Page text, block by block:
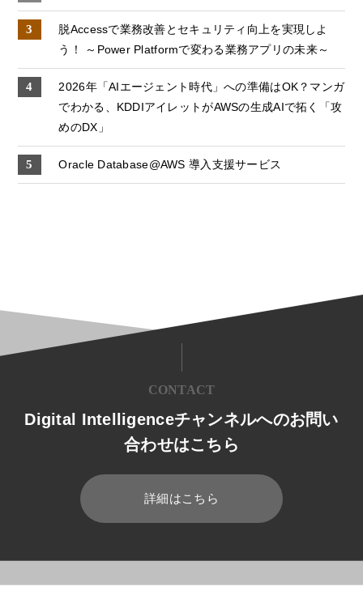
脱Accessで業務改善とセキュリティ向上を実現しよ
う！ ～Power Platformで変わる業務アプリの未来～
2026年「AIエージェント時代」への準備はOK？マンガ
でわかる、KDDIアイレットがAWSの生成AIで拓く「攻
めのDX」
Oracle Database@AWS 導入支援サービス
CONTACT
Digital Intelligenceチャンネルへのお問い
合わせはこちら
詳細はこちら